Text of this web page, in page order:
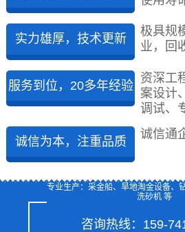
实力雄厚，技术更新
极具规
业，回
服务到位，20多年经验
资深工
案设计
调试、
诚信为本，注重品质
诚信通
专业生产：采金船、旱地淘金设备、
洗砂机 等
咨询热线： 159-